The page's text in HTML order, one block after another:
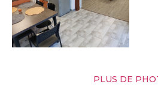
PLUS DE